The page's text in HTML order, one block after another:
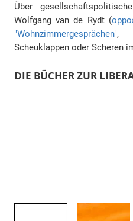
Über
Wolfgang van de Rydt (
"Wohnzimmergesprächen",
Scheuklappen oder Scheren
DIE BÜCHER ZUR